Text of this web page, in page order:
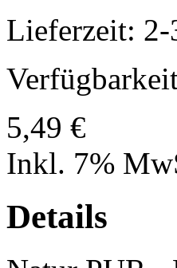
Lieferzeit: 2-
5,49 €
Inkl. 7%
Details